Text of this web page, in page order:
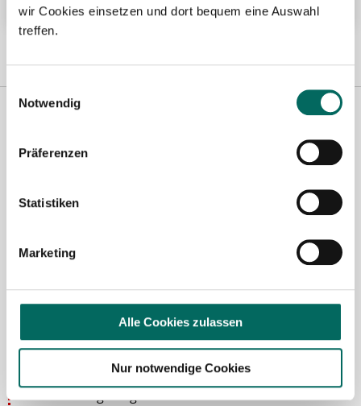
wir Cookies einsetzen und dort bequem eine Auswahl
treffen.
Einwilligungsauswahl
Notwendig
Präferenzen
Statistiken
Marketing
Alle Cookies zulassen
Nur notwendige Cookies
Susanne Schwake-Karl
Gerne unterstütze ich Sie bei Ihrer Suche nach einer
Sie haben Fragen zu unseren Stellenanzeigen oder
dem Ablauf, nachdem Sie eine kostenlose
Stellenanfrage abgesendet haben? Dann